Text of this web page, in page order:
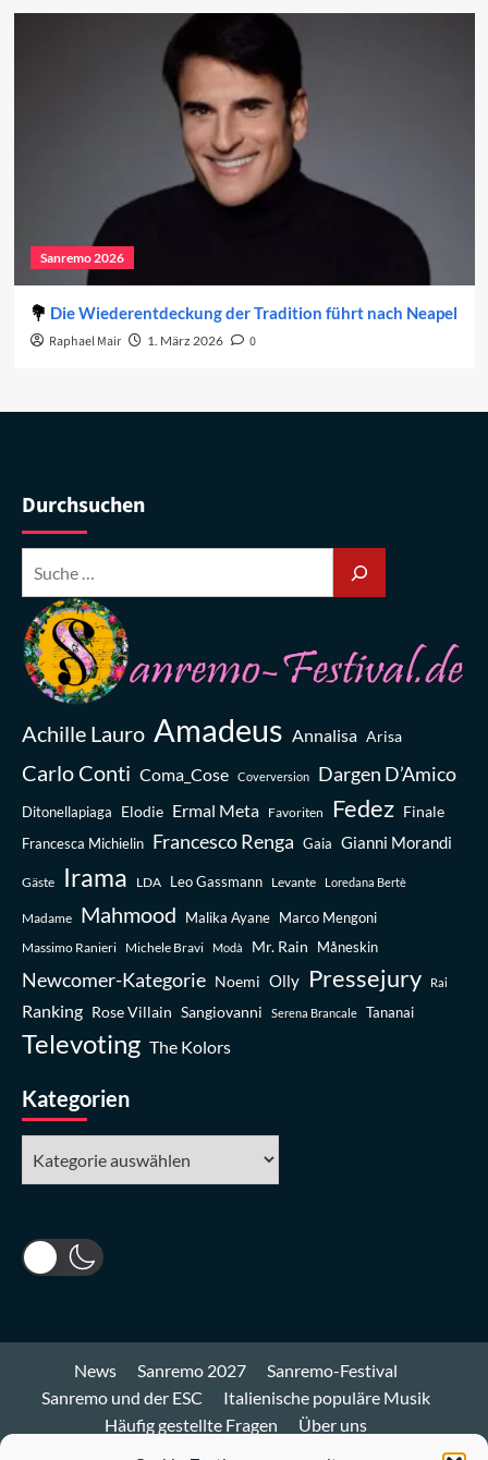
Sanremo 2026
Die Wiederentdeckung der Tradition führt nach Neapel
Raphael Mair 1. März 2026 0
Durchsuchen
Achille Lauro Amadeus Annalisa Arisa
Carlo Conti Coma_Cose Coverversion Dargen D’Amico
Ditonellapiaga Elodie Ermal Meta Favoriten Fedez Finale
Francesca Michielin Francesco Renga Gaia Gianni Morandi
Gäste Irama LDA Leo Gassmann Levante Loredana Bertè
Madame Mahmood Malika Ayane Marco Mengoni
Massimo Ranieri Michele Bravi Modà Mr. Rain Måneskin
Newcomer-Kategorie Noemi Olly Pressejury Rai
Ranking Rose Villain Sangiovanni Serena Brancale Tananai
Televoting The Kolors
Kategorien
News Sanremo 2027
Sanremo-Festival
Sanremo und der ESC
Italienische populäre Musik
Häufig gestellte Fragen
Über uns